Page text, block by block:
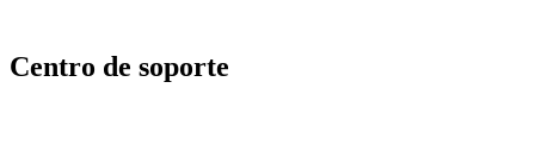
Centro de soporte